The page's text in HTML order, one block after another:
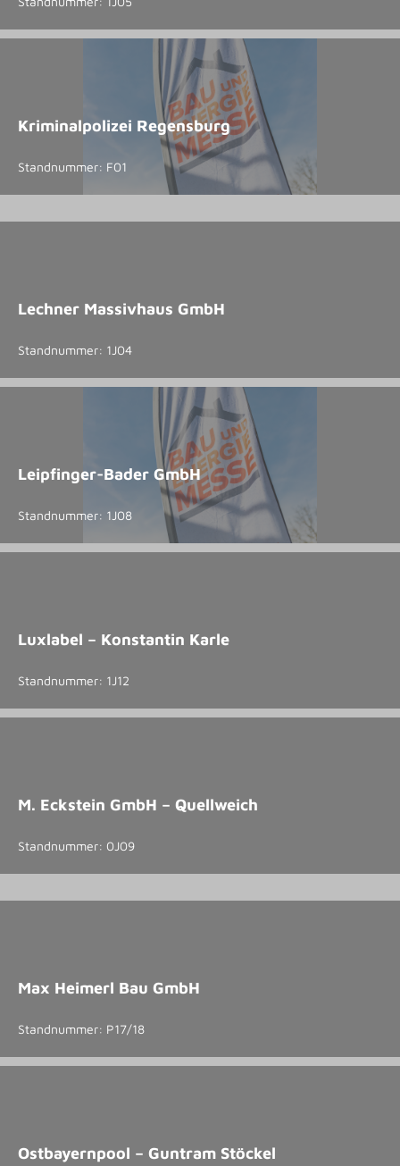
Kriminalpolizei Regensburg
Standnummer: F01
Lechner Massivhaus GmbH
Standnummer: 1J04
Leipfinger-Bader GmbH
Standnummer: 1J08
Luxlabel – Konstantin Karle
Standnummer: 1J12
M. Eckstein GmbH – Quellweich
Standnummer: 0J09
Max Heimerl Bau GmbH
Standnummer: P17/18
Ostbayernpool – Guntram Stöckel